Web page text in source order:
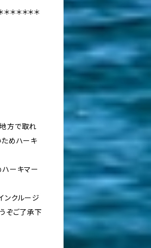
＊＊＊＊＊＊
方で取れ
ためハーキ
ハーキマー
ンクルージ
ぞご了承下